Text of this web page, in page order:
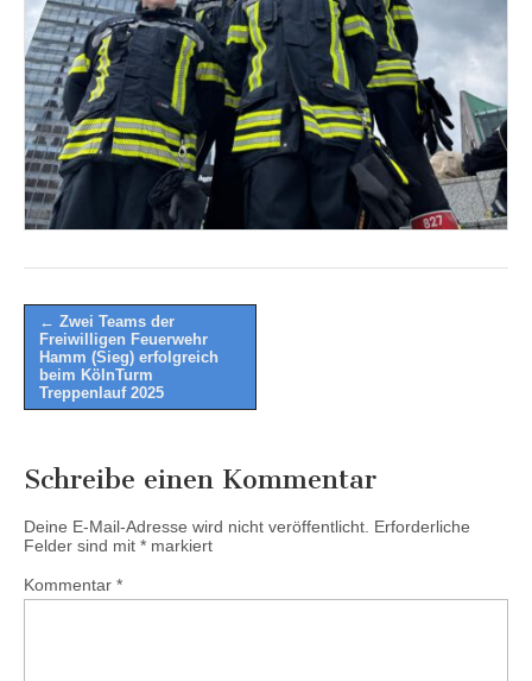
Post
navigation
← Zwei Teams der
Freiwilligen Feuerwehr
Hamm (Sieg) erfolgreich
beim KölnTurm
Treppenlauf 2025
Schreibe einen Kommentar
Deine E-Mail-Adresse wird nicht veröffentlicht. Erforderliche
Felder sind mit * markiert
Kommentar *